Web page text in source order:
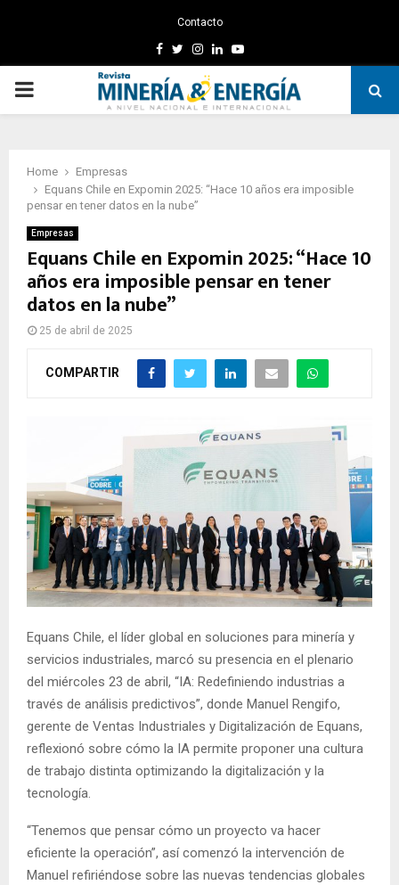
Contacto
Facebook
TwitterInstagram
LinkedinYoutube
PRIMARY
Home
Empresas
Equans Chile en Expomin 2025: “Hace 10 años era imposible
pensar en tener datos en la nube”
Empresas
Equans Chile en Expomin 2025: “Hace 10
años era imposible pensar en tener
datos en la nube”
25 de abril de 2025
COMPARTIR
Equans Chile, el líder global en soluciones para minería y
servicios industriales, marcó su presencia en el plenario
del miércoles 23 de abril, “IA: Redefiniendo industrias a
través de análisis predictivos”, donde Manuel Rengifo,
gerente de Ventas Industriales y Digitalización de Equans,
reflexionó sobre cómo la IA permite proponer una cultura
de trabajo distinta optimizando la digitalización y la
tecnología.
“Tenemos que pensar cómo un proyecto va hacer
eficiente la operación”, así comenzó la intervención de
Manuel refiriéndose sobre las nuevas tendencias globales